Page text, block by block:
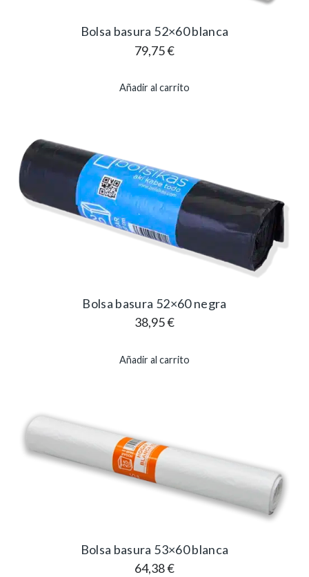
Bolsa basura 52×60 blanca
79,75€
Añadir al carrito
Bolsa basura 52×60 negra
38,95€
Añadir al carrito
Bolsa basura 53×60 blanca
64,38€